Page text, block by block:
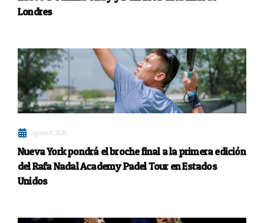
Londres
agosto 8, 2026
Nueva York pondrá el broche final a la primera edición
del Rafa Nadal Academy Padel Tour en Estados
Unidos